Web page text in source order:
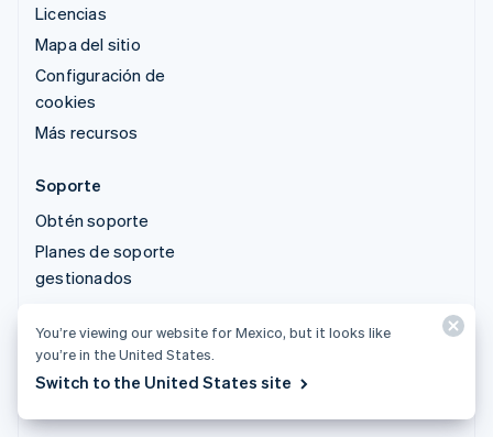
Licencias
Mapa del sitio
Configuración de
cookies
Más recursos
Soporte
Obtén soporte
Planes de soporte
gestionados
© 2026 Stripe, LLC
You’re viewing our website for Mexico, but it looks like
you’re in the United States.
Switch to the United States site